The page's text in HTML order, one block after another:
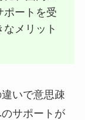
ポートを受
メリット
いで意思疎
サポートが